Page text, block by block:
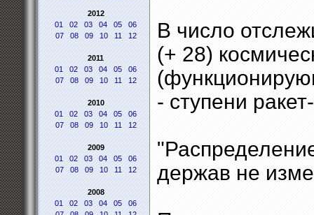
2012
01
02 03 04 05
06
07
08 09 10 11 12
2011
01
02 03 04 05
06
07
08 09 10 11 12
2010
01
02 03 04 05
06
07
08 09 10 11 12
2009
01
02 03 04 05
06
07
08 09 10 11 12
2008
01
02 03 04 05
06
В число
(+ 28)
- ступени
держав не